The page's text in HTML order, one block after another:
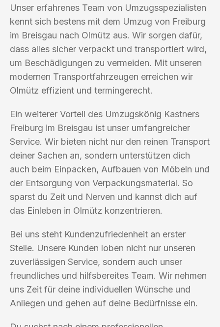
Unser erfahrenes Team von Umzugsspezialisten
kennt sich bestens mit dem Umzug von Freiburg
im Breisgau nach Olmütz aus. Wir sorgen dafür,
dass alles sicher verpackt und transportiert wird,
um Beschädigungen zu vermeiden. Mit unseren
modernen Transportfahrzeugen erreichen wir
Olmütz effizient und termingerecht.
Ein weiterer Vorteil des Umzugskönig Kastners
Freiburg im Breisgau ist unser umfangreicher
Service. Wir bieten nicht nur den reinen Transport
deiner Sachen an, sondern unterstützen dich
auch beim Einpacken, Aufbauen von Möbeln und
der Entsorgung von Verpackungsmaterial. So
sparst du Zeit und Nerven und kannst dich auf
das Einleben in Olmütz konzentrieren.
Bei uns steht Kundenzufriedenheit an erster
Stelle. Unsere Kunden loben nicht nur unseren
zuverlässigen Service, sondern auch unser
freundliches und hilfsbereites Team. Wir nehmen
uns Zeit für deine individuellen Wünsche und
Anliegen und gehen auf deine Bedürfnisse ein.